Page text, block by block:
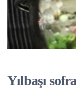
Yılbaşı